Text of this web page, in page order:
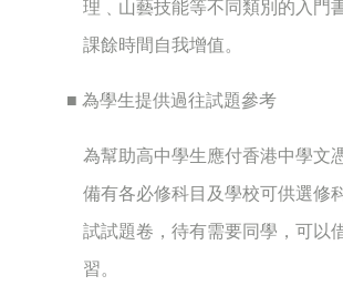
理﹑山藝技能等不同類別的入門
課餘時間自我增值。
■ 為學生提供過往試題參考
為幫助高中學生應付香港中學文
備有各必修科目及學校可供選修
試試題卷，待有需要同學，可以
習。